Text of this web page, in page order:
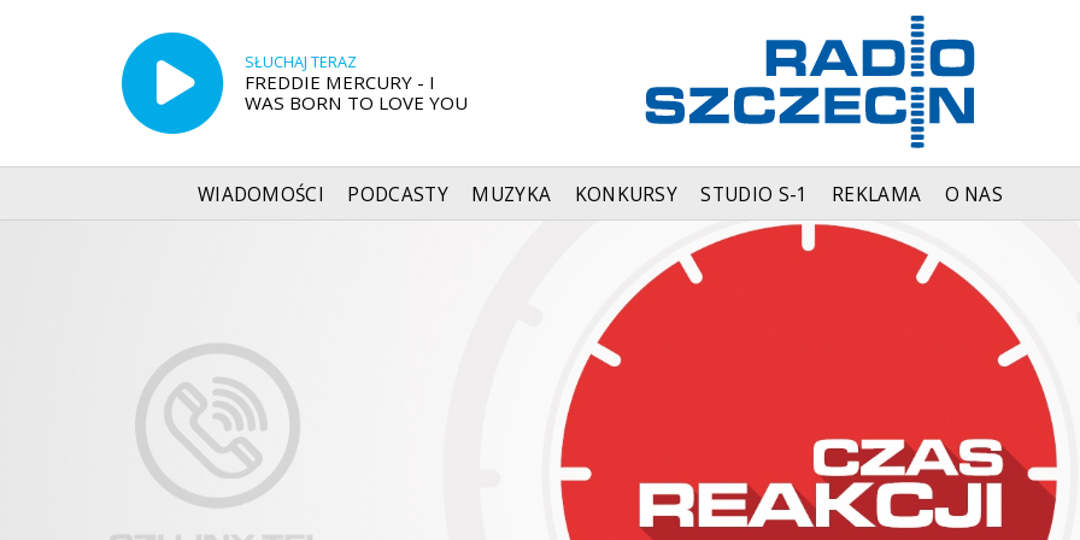
SŁUCHAJ TERAZ
FREDDIE MERCURY - I
WAS BORN TO LOVE YOU
WIADOMOŚCI PODCASTY MUZYKA KONKURSY STUDIO S-1 REKLAMA O NAS